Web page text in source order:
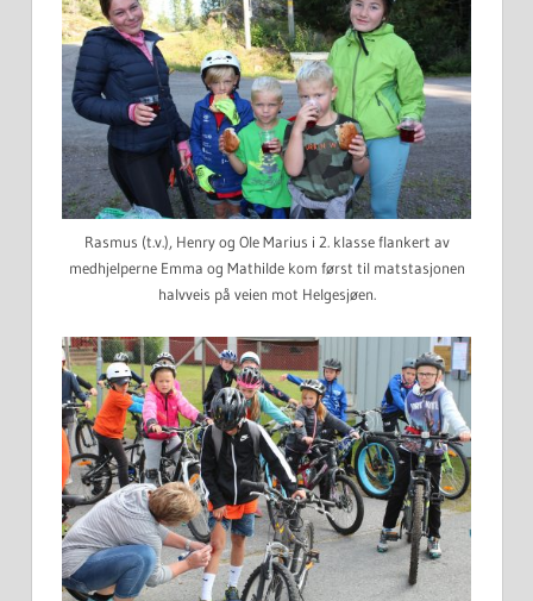
Rasmus (t.v.), Henry og Ole Marius i 2. klasse flankert av
medhjelperne Emma og Mathilde kom først til matstasjonen
halvveis på veien mot Helgesjøen.